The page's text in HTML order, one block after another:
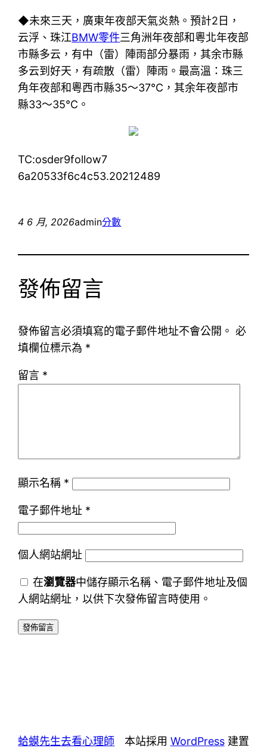
◆未來三天，廣東年夜部天氣炎熱。預計2日，
云浮、珠江BMW零件三角洲年夜部和粵北年夜部
市縣多云，有中（雷）陣雨部分暴雨，其余市縣
多云到好天，有疏散（雷）陣雨。最高溫：珠三
角年夜部和粵西市縣35～37℃，其余年夜部市
縣33～35℃。
TC:osder9follow7
6a20533f6c4c53.20212489
4 6 月, 2026admin分數
發佈留言
發佈留言必須填寫的電子郵件地址不會公開。 必
填欄位標示為 *
留言 *
顯示名稱 *
電子郵件地址 *
個人網站網址
在瀏覽器中儲存顯示名稱、電子郵件地址及個
人網站網址，以供下次發佈留言時使用。
蛤蟆先生去看心理師 本站採用 WordPress建置